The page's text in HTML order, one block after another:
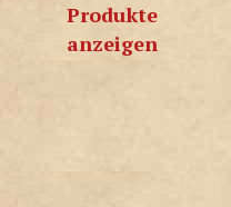
Produkte
anzeigen